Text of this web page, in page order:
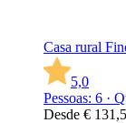
Casa rural
5,0
Pessoas: 6 ·
Desde €